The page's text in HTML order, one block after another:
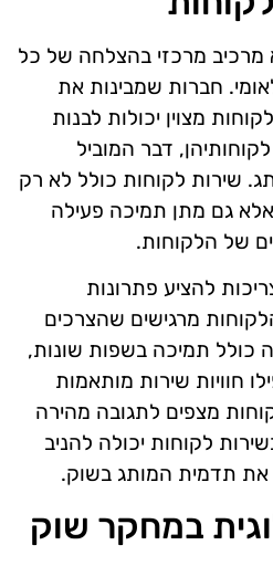
מרכיב מרכזי בהצלחה של כל
חברות שמבינות את
מצוין יכולות לבנות
דבר המוביל
שירות לקוחות כולל לא רק
גם מתן תמיכה פעילה
של הלקוחות.
להציע פתרונות
מרגישים שהצרכים
כולל תמיכה בשפות שונות,
חוויות שירות מותאמות
מצפים לתגובה מהירה
לקוחות יכולה להניב
את תדמית המותג בשוק.
במחקר שוק